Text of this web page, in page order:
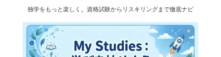
独学をもっと楽しく。資格試験からリスキリングまで徹底ナビ